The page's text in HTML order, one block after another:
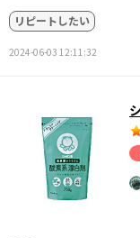
リピートしたい
2024-06-03 12:11:32